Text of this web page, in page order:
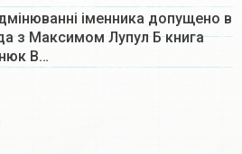
іменника допущено в
з Максимом Лупул Б книга
В…